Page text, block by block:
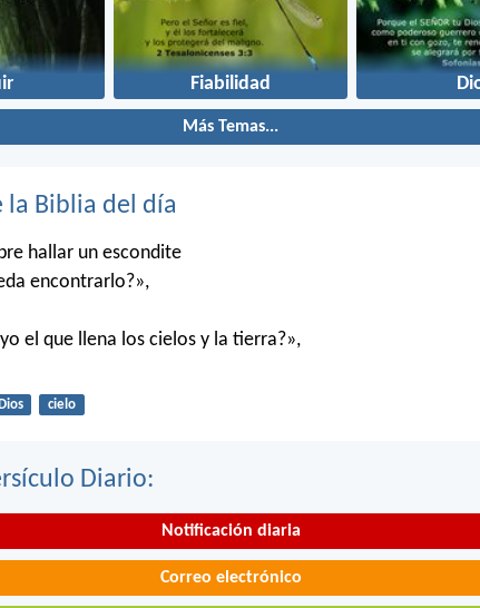
Fiabilidad
Más Temas...
la Biblia del día
hallar un escondite
encontrarlo?»,
el que llena los cielos y la tierra?»,
Dios cielo
Diario:
Notificación diaria
Correo electrónico